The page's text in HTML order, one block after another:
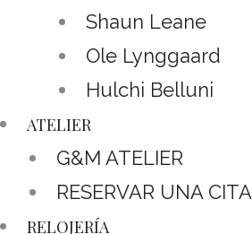
Shaun Leane
Ole Lynggaard
Hulchi Belluni
ATELIER
G&M ATELIER
RESERVAR UNA CITA
RELOJERÍA